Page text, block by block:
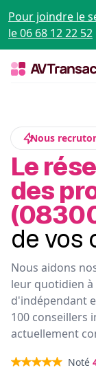
Pour joindre le
le 06 68 12 22 52
Nous
Le
des
de vos
Nous aidons
leur quotidien
d'indépendant
100 conseillers
actuellement
Noté